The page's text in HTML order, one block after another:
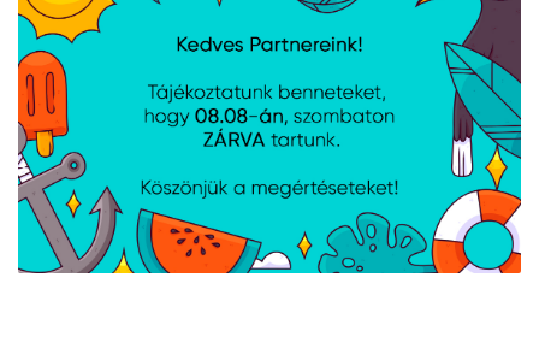
Lanberg Keystone toldó
RJ45->RJ45 CAT.5e UTP
Lanberg Keystone
modul, szerszám nélkül